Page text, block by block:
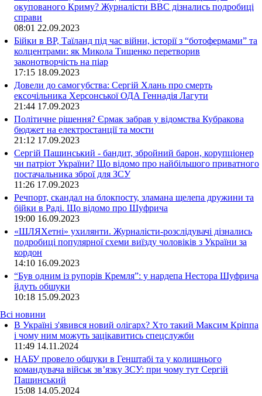
окупованого Криму? Журналісти ВВС дізнались подробиці
справи
08:01 22.09.2023
Бійки в ВР, Таїланд під час війни, історії з “ботофермами” та
колцентрами: як Микола Тищенко перетворив
законотворчість на піар
17:15 18.09.2023
Довели до самогубства: Сергій Хлань про смерть
ексочільника Херсонської ОДА Геннадія Лагути
21:44 17.09.2023
Політичне рішення? Єрмак забрав у відомства Кубракова
бюджет на електростанції та мости
21:12 17.09.2023
Сергій Пашинський - бандит, збройний барон, корупціонер
чи патріот України? Що відомо про найбільшого приватного
постачальника зброї для ЗСУ
11:26 17.09.2023
Речпорт, скандал на блокпосту, зламана щелепа дружини та
бійки в Раді. Що відомо про Шуфрича
19:00 16.09.2023
«ШЛЯХетні» ухилянти. Журналісти-розслідувачі дізнались
подробиці популярної схеми виїзду чоловіків з України за
кордон
14:10 16.09.2023
“Був одним із рупорів Кремля”: у нардепа Нестора Шуфрича
йдуть обшуки
10:18 15.09.2023
Всі новини
В Україні з'явився новий олігарх? Хто такий Максим Кріппа
і чому ним можуть зацікавитись спецслужби
11:49 14.11.2024
НАБУ провело обшуки в Генштабі та у колишнього
командувача військ зв’язку ЗСУ: при чому тут Сергій
Пашинський
15:08 14.05.2024